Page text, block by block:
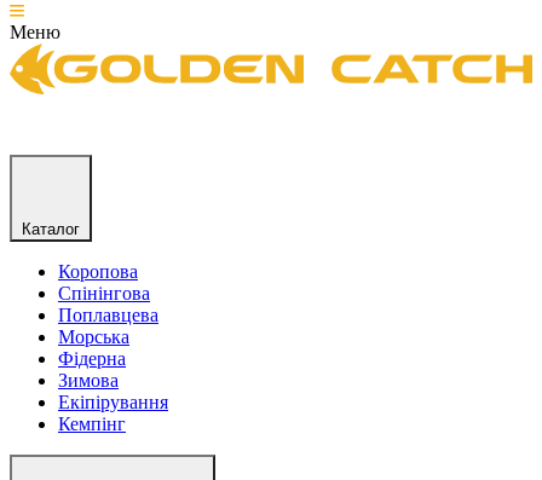
Меню
Каталог
Коропова
Спінінгова
Поплавцева
Морська
Фідерна
Зимова
Екіпірування
Кемпінг